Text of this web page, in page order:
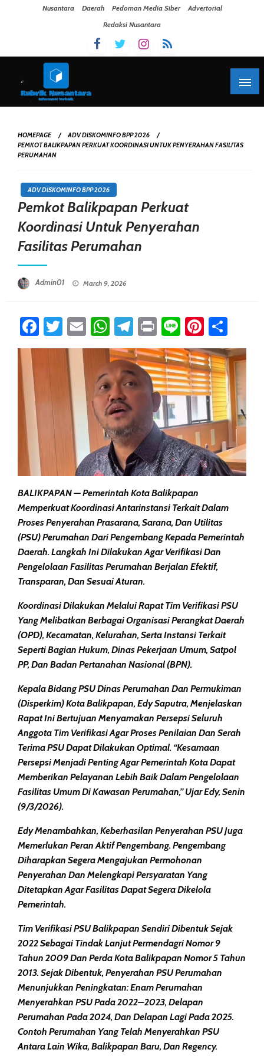
Nusantara Daerah Pedoman Media Siber
Advertorial
Redaksi Nusantara
HOMEPAGE
ADV DISKOMINFO BPP 2026
PEMKOT BALIKPAPAN PERKUAT KOORDINASI UNTUK PENYERAHAN FASILITAS
PERUMAHAN
ADV DISKOMINFO BPP 2026
Pemkot Balikpapan Perkuat
Koordinasi Untuk Penyerahan
Fasilitas Perumahan
Admin01 March 9, 2026
Facebook
Twitter
EmailWhatsApp
Telegram
PrintLine
BALIKPAPAN — Pemerintah Kota Balikpapan
Memperkuat Koordinasi Antarinstansi Terkait Dalam
Proses Penyerahan Prasarana, Sarana, Dan Utilitas
(PSU) Perumahan Dari Pengembang Kepada Pemerintah
Daerah. Langkah Ini Dilakukan Agar Verifikasi Dan
Pengelolaan Fasilitas Perumahan Berjalan Efektif,
Transparan, Dan Sesuai Aturan.
Koordinasi Dilakukan Melalui Rapat Tim Verifikasi PSU
Yang Melibatkan Berbagai Organisasi Perangkat Daerah
(OPD), Kecamatan, Kelurahan, Serta Instansi Terkait
Seperti Bagian Hukum, Dinas Pekerjaan Umum, Satpol
PP, Dan Badan Pertanahan Nasional (BPN).
Kepala Bidang PSU Dinas Perumahan Dan Permukiman
(Disperkim) Kota Balikpapan, Edy Saputra, Menjelaskan
Rapat Ini Bertujuan Menyamakan Persepsi Seluruh
Anggota Tim Verifikasi Agar Proses Penilaian Dan Serah
Terima PSU Dapat Dilakukan Optimal. “Kesamaan
Persepsi Menjadi Penting Agar Pemerintah Kota Dapat
Memberikan Pelayanan Lebih Baik Dalam Pengelolaan
Fasilitas Umum Di Kawasan Perumahan,” Ujar Edy, Senin
(9/3/2026).
Edy Menambahkan, Keberhasilan Penyerahan PSU Juga
Memerlukan Peran Aktif Pengembang. Pengembang
Diharapkan Segera Mengajukan Permohonan
Penyerahan Dan Melengkapi Persyaratan Yang
Ditetapkan Agar Fasilitas Dapat Segera Dikelola
Pemerintah.
Tim Verifikasi PSU Balikpapan Sendiri Dibentuk Sejak
2022 Sebagai Tindak Lanjut Permendagri Nomor 9
Tahun 2009 Dan Perda Kota Balikpapan Nomor 5 Tahun
2013. Sejak Dibentuk, Penyerahan PSU Perumahan
Menunjukkan Peningkatan: Enam Perumahan
Menyerahkan PSU Pada 2022–2023, Delapan
Perumahan Pada 2024, Dan Delapan Lagi Pada 2025.
Contoh Perumahan Yang Telah Menyerahkan PSU
Antara Lain Wika, Balikpapan Baru, Dan Regency.